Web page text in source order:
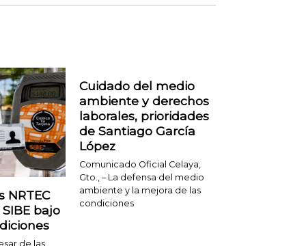
NRTEC
bajo
de las
Cuidado del medio
ambiente y derechos
laborales, prioridades
de Santiago García
López
Comunicado Oficial Celaya,
Gto., – La defensa del medio
ambiente y la mejora de las
condiciones